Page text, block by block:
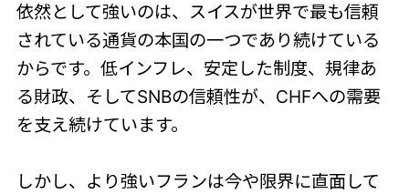
依然として強いのは、スイスが世界で最も信頼
されている通貨の本国の一つであり続けている
からです。低インフレ、安定した制度、規律あ
る財政、そしてSNBの信頼性が、CHFへの需要
を支え続けています。
しかし、より強いフランは今や限界に直面して